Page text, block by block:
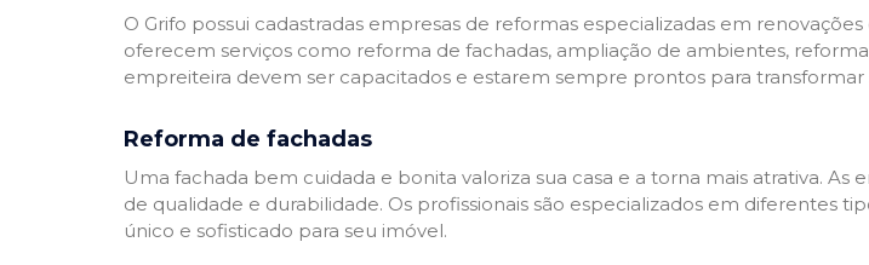
O Grifo possui cadastradas empresas de reformas especializadas em
oferecem serviços como reforma de fachadas, ampliação de ambientes,
empreiteira devem ser capacitados e estarem sempre prontos para transformar
Reforma de fachadas
Uma fachada bem cuidada e bonita valoriza sua casa e a torna mais atrativa.
de qualidade e durabilidade. Os profissionais são especializados em diferentes
único e sofisticado para seu imóvel.